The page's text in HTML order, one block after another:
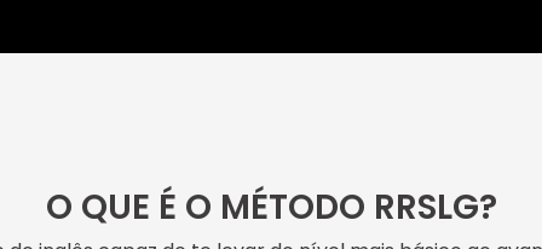
O QUE É O MÉTODO RRSLG?